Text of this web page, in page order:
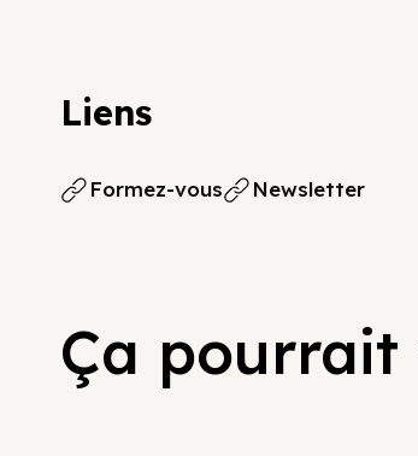
Liens
Formez-vous Newsletter
Ça pourrait